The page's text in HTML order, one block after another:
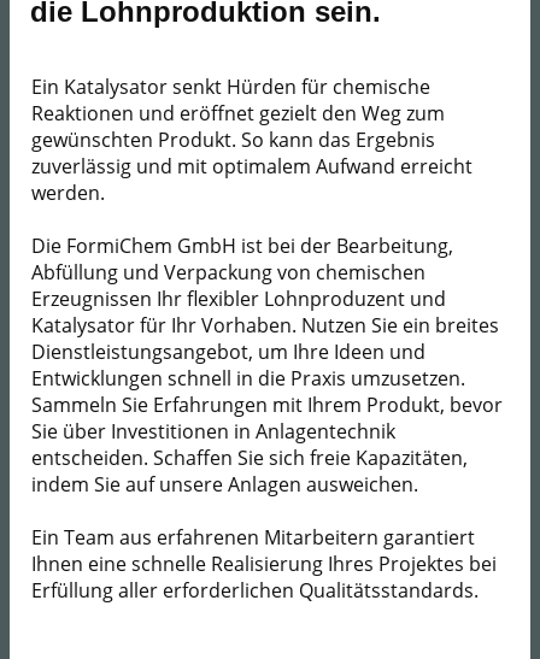
die Lohnproduktion sein.
Ein Katalysator senkt Hürden für chemische
Reaktionen und eröffnet gezielt den Weg zum
gewünschten Produkt. So kann das Ergebnis
zuverlässig und mit optimalem Aufwand erreicht
werden.
Die FormiChem GmbH ist bei der ​Bearbeitung,
Abfüllung und Verpackung von chemischen
Erzeugnissen Ihr flexibler Lohnproduzent und
Katalysator für Ihr Vorhaben. Nutzen Sie ein breites
Dienstleistungsangebot, um Ihre Ideen und
Entwicklungen schnell in die Praxis umzusetzen.
Sammeln Sie Erfahrungen mit Ihrem Produkt, bevor
Sie über Investitionen in Anlagentechnik
entscheiden. Schaffen Sie sich freie Kapazitäten,
indem Sie auf unsere Anlagen ausweichen.
Ein Team aus erfahrenen Mitarbeitern garantiert
Ihnen eine schnelle Realisierung Ihres Projektes bei
Erfüllung aller erforderlichen Qualitätsstandards.